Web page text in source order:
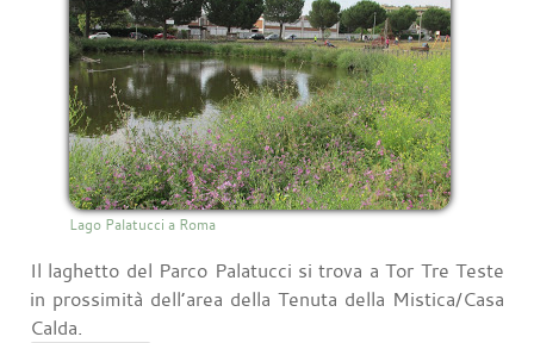
Lago Palatucci a Roma
Il laghetto del Parco Palatucci si trova a Tor Tre Teste
in prossimità dell’area della Tenuta della Mistica/Casa
Calda.